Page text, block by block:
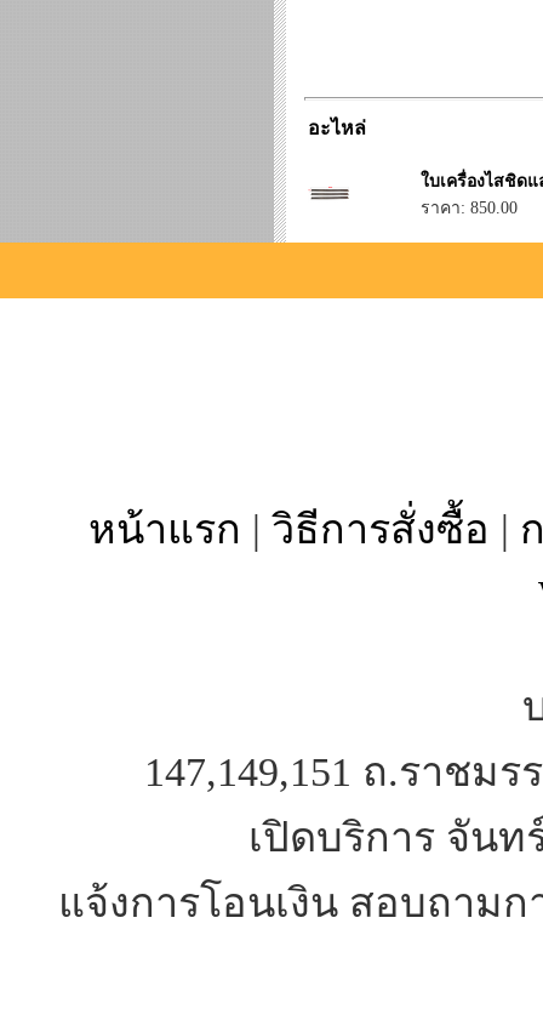
อะไหล่
ใบเครื่องไสชิดแ
ราคา: 850.00
หน้าแรก | วิธีการสั่งซื้อ |
147,149,151 ถ.ราชม
เปิดบริการ จันท
แจ้งการโอนเงิน สอบถามก